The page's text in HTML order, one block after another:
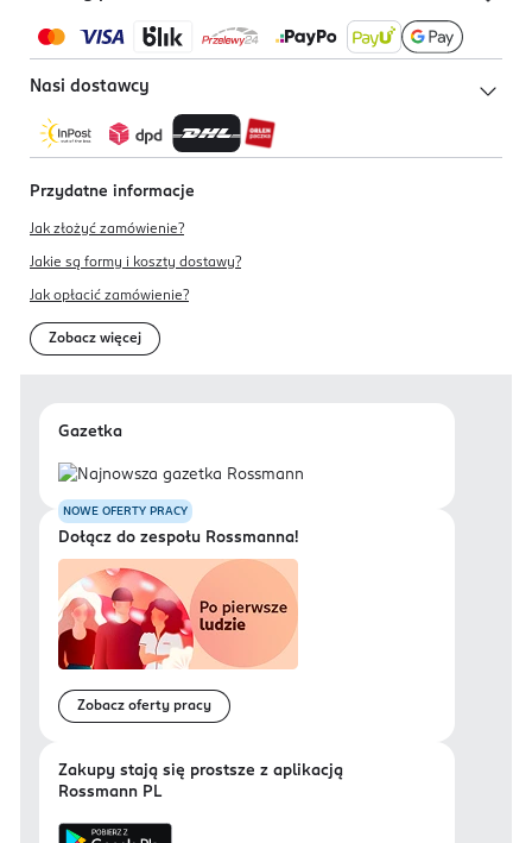
Nasi dostawcy
Przydatne informacje
Jak złożyć zamówienie?
Jakie są formy i koszty dostawy?
Jak opłacić zamówienie?
Zobacz więcej
Gazetka
NOWE OFERTY PRACY
Dołącz do zespołu Rossmanna!
Zobacz oferty pracy
Zakupy stają się prostsze z aplikacją
Rossmann PL